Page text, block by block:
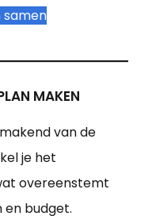
samen
MAKEN
van de
je het
overeenstemt
en budget.